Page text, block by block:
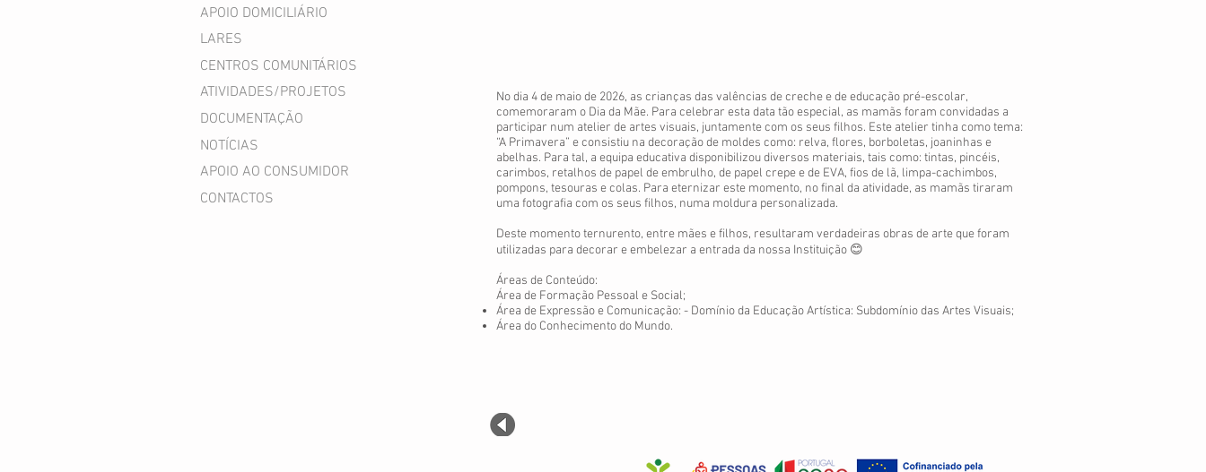
No dia 4 de maio de 2026, as crianças das valências de creche e de educação pré-escolar,
comemoraram o Dia da Mãe. Para celebrar esta data tão especial, as mamãs foram convidadas a
participar num atelier de artes visuais, juntamente com os seus filhos. Este atelier tinha como tema:
“A Primavera” e consistiu na decoração de moldes como: relva, flores, borboletas, joaninhas e
abelhas. Para tal, a equipa educativa disponibilizou diversos materiais, tais como: tintas, pincéis,
carimbos, retalhos de papel de embrulho, de papel crepe e de EVA, fios de lã, limpa-cachimbos,
pompons, tesouras e colas. Para eternizar este momento, no final da atividade, as mamãs tiraram
uma fotografia com os seus filhos, numa moldura personalizada.
Deste momento ternurento, entre mães e filhos, resultaram verdadeiras obras de arte que foram
utilizadas para decorar e embelezar a entrada da nossa Instituição 😊
Áreas de Conteúdo:
Área de Formação Pessoal e Social;
Área de Expressão e Comunicação: - Domínio da Educação Artística: Subdomínio das Artes Visuais;
Área do Conhecimento do Mundo.
APOIO DOMICILIÁRIO
LARES
CENTROS COMUNITÁRIOS
ATIVIDADES/PROJETOS
DOCUMENTAÇÃO
NOTÍCIAS
APOIO AO CONSUMIDOR
CONTACTOS